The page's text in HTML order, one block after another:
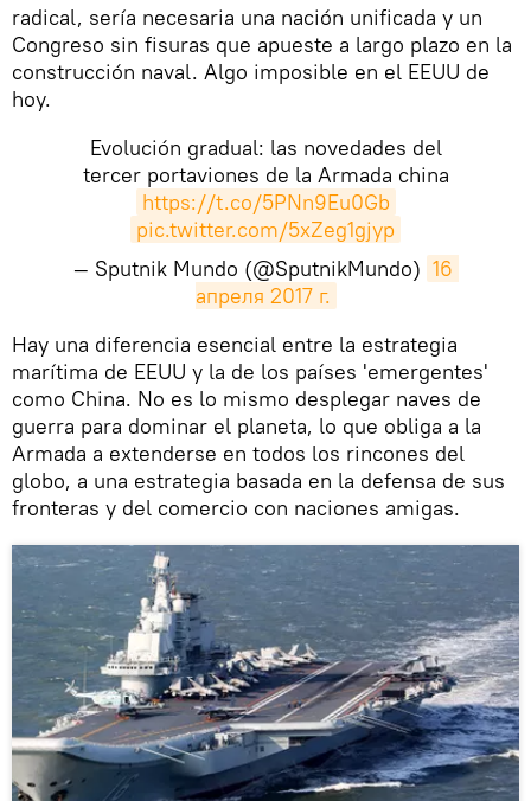
radical, sería necesaria una nación unificada y un
Congreso sin fisuras que apueste a largo plazo en la
construcción naval. Algo imposible en el EEUU de
hoy.
Evolución gradual: las novedades del
tercer portaviones de la Armada china
https://t.co/5PNn9Eu0Gb
pic.twitter.com/5xZeg1gjyp
— Sputnik Mundo (@SputnikMundo) 16
апреля 2017 г.
Hay una diferencia esencial entre la estrategia
marítima de EEUU y la de los países 'emergentes'
como China. No es lo mismo desplegar naves de
guerra para dominar el planeta, lo que obliga a la
Armada a extenderse en todos los rincones del
globo, a una estrategia basada en la defensa de sus
fronteras y del comercio con naciones amigas.